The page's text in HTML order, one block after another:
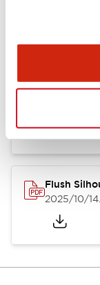
Flush
Flush
2025/10/14